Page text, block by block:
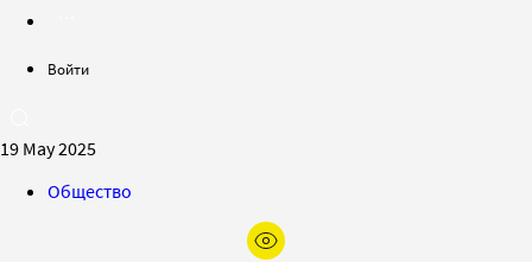
Войти
19 May 2025
Общество